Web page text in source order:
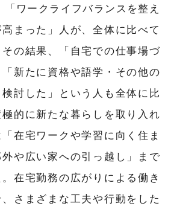
ワークライフバランスを整え
まった」人が、全体に比べて
の結果、「自宅での仕事場づ
新たに資格や語学・その他の
討した」という人も全体に比
的に新たな暮らしを取り入れ
在宅ワークや学習に向く住ま
や広い家への引っ越し」まで
在宅勤務の広がりによる働き
さまざまな工夫や行動をした